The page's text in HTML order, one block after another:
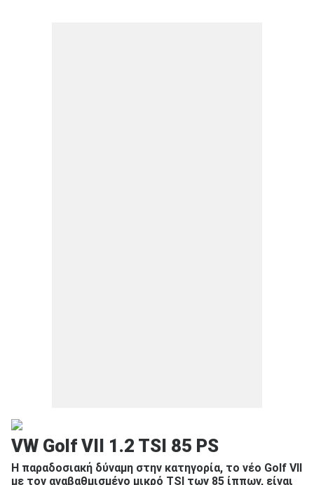
VW Golf VII 1.2 TSI 85 PS
Η παραδοσιακή δύναμη στην κατηγορία, το νέο Golf VII
με τον αναβαθμισμένο μικρό TSI των 85 ίππων, είναι